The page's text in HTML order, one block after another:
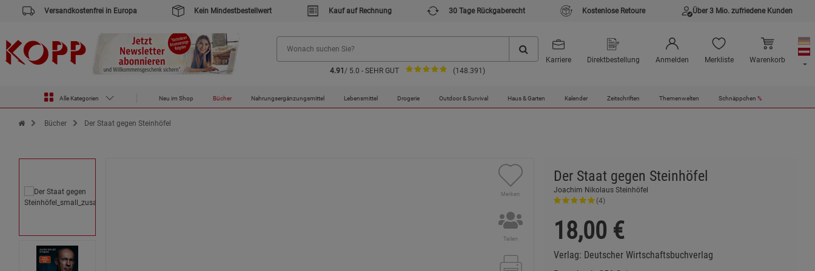
Versandkostenfrei in Europa Kein Mindestbestellwert Kauf auf Rechnung 30 Tage Rückgaberecht Kostenlose Retoure Über 3 Mio. zufriedene Kunden
4.91 / 5.0 - SEHR GUT (148.391)
Karriere Direktbestellung Anmelden Merkliste Warenkorb
Alle Kategorien Neu im Shop Bücher Nahrungsergänzungsmittel Lebensmittel Drogerie Outdoor & Survival Haus & Garten Kalender Zeitschriften Themenwelten Schnäppchen %
Zur Startseite des Kopp Verlag Online-Shop
Bücher Der Staat gegen Steinhöfel
Merken
Teilen
Der Staat gegen Steinhöfel
Joachim Nikolaus Steinhöfel
(4)
18,00 €
Verlag: Deutscher Wirtschaftsbuchverlag